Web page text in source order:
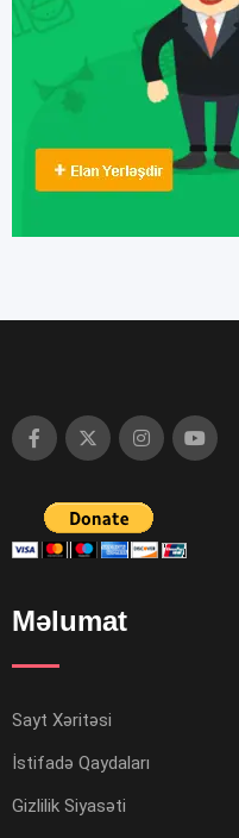
Məlumat
Sayt Xəritəsi
İstifadə Qaydaları
Gizlilik Siyasəti